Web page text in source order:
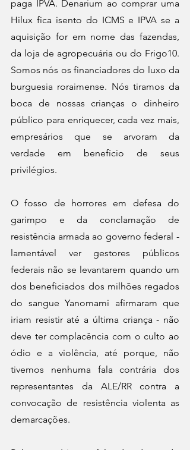
paga IPVA. Denarium ao comprar uma
Hilux fica isento do ICMS e IPVA se a
aquisição for em nome das fazendas,
da loja de agropecuária ou do Frigo10.
Somos nós os financiadores do luxo da
burguesia roraimense. Nós tiramos da
boca de nossas crianças o dinheiro
público para enriquecer, cada vez mais,
empresários que se arvoram da
verdade em benefício de seus
privilégios.
O fosso de horrores em defesa do
garimpo e da conclamação de
resistência armada ao governo federal -
lamentável ver gestores públicos
federais não se levantarem quando um
dos beneficiados dos milhões regados
do sangue Yanomami afirmaram que
iriam resistir até a última criança - não
deve ter complacência com o culto ao
ódio e a violência, até porque, não
tivemos nenhuma fala contrária dos
representantes da ALE/RR contra a
convocação de resistência violenta as
demarcações.